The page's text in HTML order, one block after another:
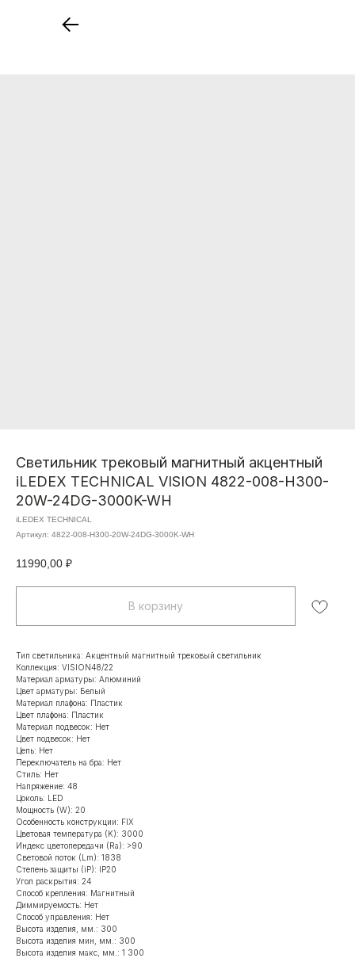
Светильник трековый магнитный акцентный
iLEDEX TECHNICAL VISION 4822-008-H300-
20W-24DG-3000K-WH
iLEDEX TECHNICAL
Артикул: 4822-008-H300-20W-24DG-3000K-WH
11990,00 ₽
В корзину
Тип светильника: Акцентный магнитный трековый светильник
Коллекция: VISION48/22
Материал арматуры: Алюминий
Цвет арматуры: Белый
Материал плафона: Пластик
Цвет плафона: Пластик
Материал подвесок: Нет
Цвет подвесок: Нет
Цепь: Нет
Переключатель на бра: Нет
Стиль: Нет
Напряжение: 48
Цоколь: LED
Мощность (W): 20
Особенность конструкции: FIX
Цветовая температура (K): 3000
Индекс цветопередачи (Ra): >90
Световой поток (Lm): 1838
Степень защиты (iP): IP20
Угол раскрытия: 24
Способ крепления: Магнитный
Диммируемость: Нет
Способ управления: Нет
Высота изделия, мм.: 300
Высота изделия мин, мм.: 300
Высота изделия макс, мм.: 1 300